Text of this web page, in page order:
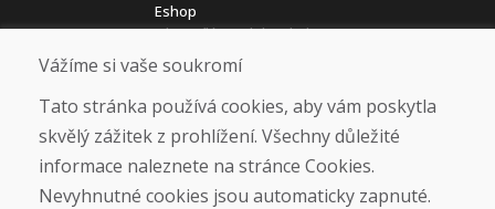
Eshop
Jak posíláme elektrokola
Obchodní podmínky
Doprava
Platba
Vrácení a výměna zboží
Ochrana osobních údajů
Cookies
Vážíme si vaše soukromí
Tato stránka používá cookies, aby vám poskytla
skvělý zážitek z prohlížení. Všechny důležité
informace naleznete na stránce Cookies.
Nevyhnutné cookies jsou automaticky zapnuté.